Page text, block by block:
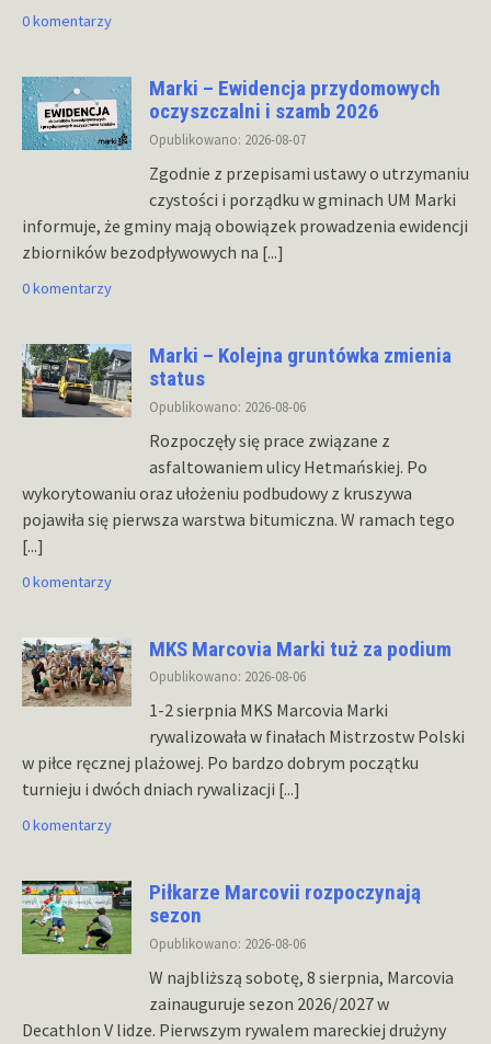
0 komentarzy
Marki – Ewidencja przydomowych
oczyszczalni i szamb 2026
Opublikowano: 2026-08-07
Zgodnie z przepisami ustawy o utrzymaniu
czystości i porządku w gminach UM Marki
informuje, że gminy mają obowiązek prowadzenia ewidencji
zbiorników bezodpływowych na [...]
0 komentarzy
Marki – Kolejna gruntówka zmienia
status
Opublikowano: 2026-08-06
Rozpoczęły się prace związane z
asfaltowaniem ulicy Hetmańskiej. Po
wykorytowaniu oraz ułożeniu podbudowy z kruszywa
pojawiła się pierwsza warstwa bitumiczna. W ramach tego
[...]
0 komentarzy
MKS Marcovia Marki tuż za podium
Opublikowano: 2026-08-06
1-2 sierpnia MKS Marcovia Marki
rywalizowała w finałach Mistrzostw Polski
w piłce ręcznej plażowej. Po bardzo dobrym początku
turnieju i dwóch dniach rywalizacji [...]
0 komentarzy
Piłkarze Marcovii rozpoczynają
sezon
Opublikowano: 2026-08-06
W najbliższą sobotę, 8 sierpnia, Marcovia
zainauguruje sezon 2026/2027 w
Decathlon V lidze. Pierwszym rywalem mareckiej drużyny